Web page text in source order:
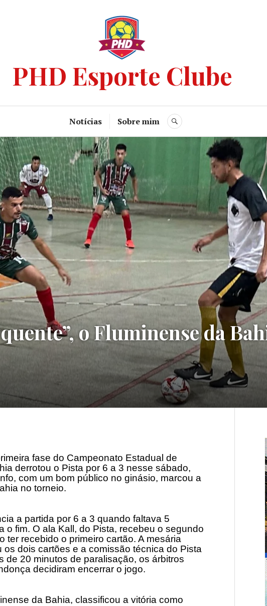
PHD Esporte Clube
Notícias Sobre mim
o Fluminense da
fase do Campeonato Estadual de
derrotou o Pista por 6 a 3 nesse sábado,
com um bom público no ginásio, marcou a
no torneio.
a partida por 6 a 3 quando faltava 5
o fim. O ala Kall, do Pista, recebeu o segundo
ter recebido o primeiro cartão. A mesária
dois cartões e a comissão técnica do Pista
de 20 minutos de paralisação, os árbitros
decidiram encerrar o jogo.
da Bahia, classificou a vitória como